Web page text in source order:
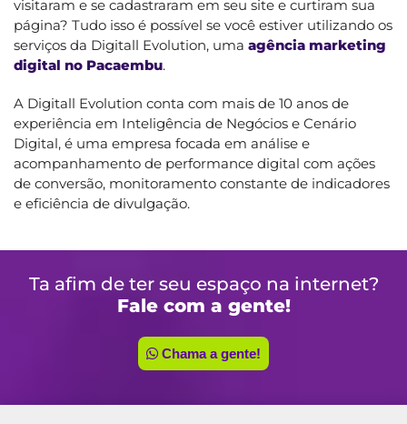
visitaram e se cadastraram em seu site e curtiram sua
página? Tudo isso é possível se você estiver utilizando os
serviços da Digitall Evolution, uma agência marketing
digital no Pacaembu.
A Digitall Evolution conta com mais de 10 anos de
experiência em Inteligência de Negócios e Cenário
Digital, é uma empresa focada em análise e
acompanhamento de performance digital com ações
de conversão, monitoramento constante de indicadores
e eficiência de divulgação.
Ta afim de ter seu espaço na internet?
Fale com a gente!
Chama a gente!